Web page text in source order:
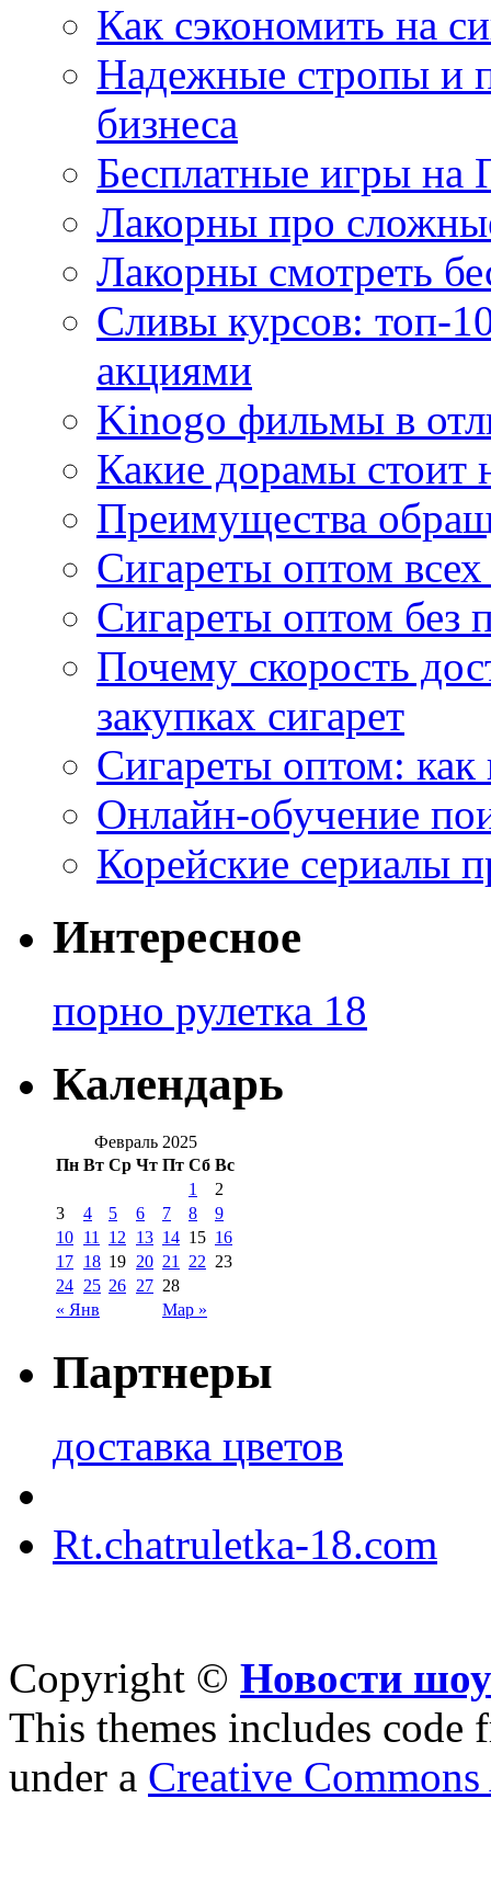
Как сэкономить на
Надежные стропы и
бизнеса
Бесплатные игры на
Лакорны про
Лакорны смотреть
Сливы курсов: топ-
акциями
Kinogo фильмы в
Какие дорамы стоит
Преимущества
Сигареты оптом
Сигареты оптом без
Почему скорость
закупках сигарет
Сигареты оптом:
Онлайн-обучение
Корейские сериалы
Интересное
порно рулетка 18
Календарь
Февраль 2025
Пн Вт Ср Чт Пт Сб Вс
« Янв Мар »
1
2
3
4 5 6 7 8
9
10 11 12 13 14 15 16
17 18 19 20 21 22 23
24 25 26 27 28
Партнеры
доставка цветов
Rt.chatruletka-18.com
Copyright © Новости
This themes includes code
under a Creative